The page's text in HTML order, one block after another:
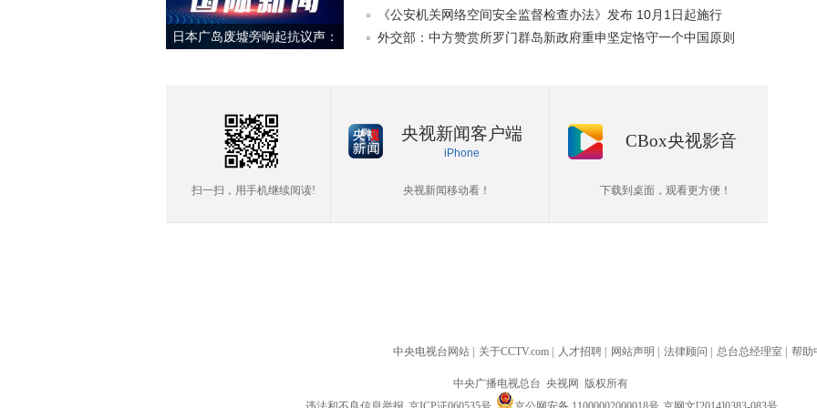
日本广岛废墟旁响起抗议声：
《公安机关网络空间安全监督检查办法》发布 10月1日起施行
外交部：中方赞赏所罗门群岛新政府重申坚定恪守一个中国原则
扫一扫，用手机继续阅读!
央视新闻客户端
iPhone
央视新闻移动看！
CBox央视影音
下载到桌面，观看更方便！
中央电视台网站 关于CCTV.com 人才招聘 网站声明 法律顾问 总台总经理室 帮助
中央广播电视总台 央视网 版权所有